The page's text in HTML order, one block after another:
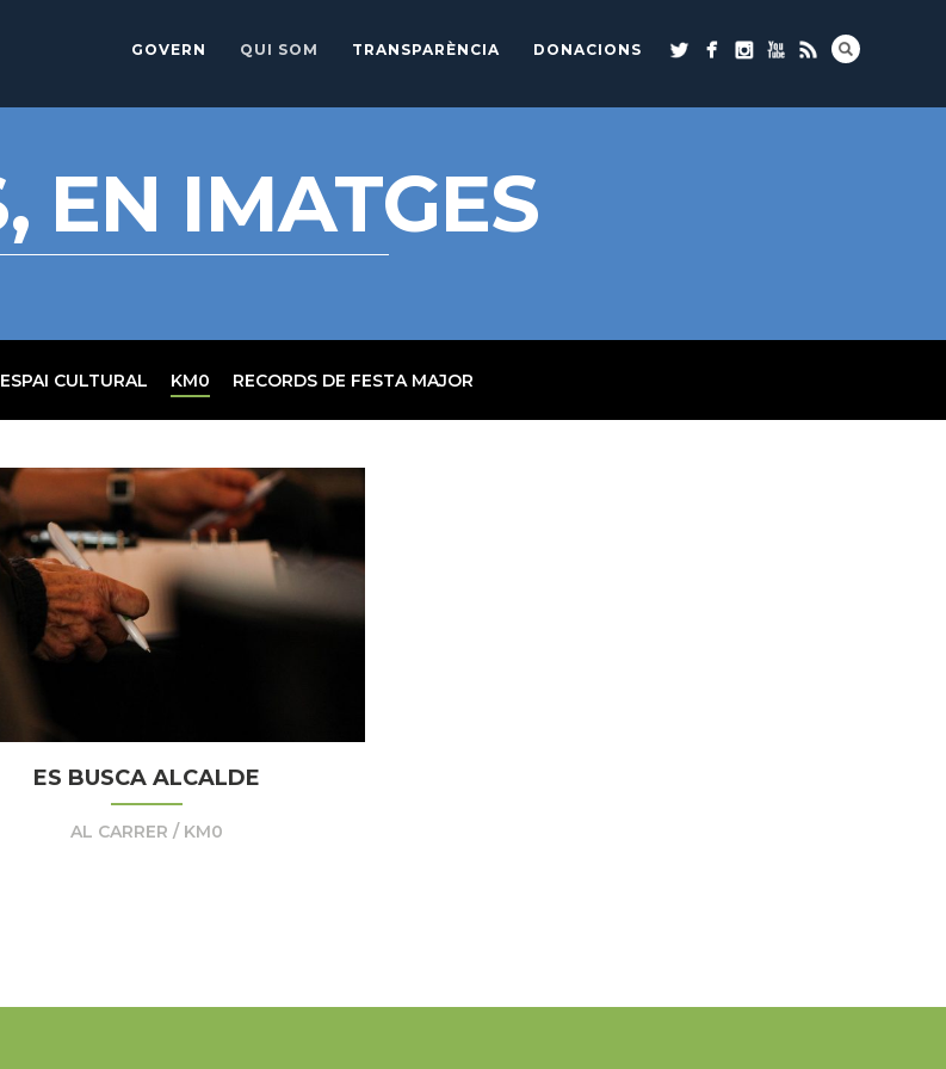
GOVERN QUI SOM TRANSPARÈNCIA DONACIONS
EN IMATGES
ESPAI CULTURAL KM0 RECORDS DE FESTA MAJOR
ES BUSCA ALCALDE
AL CARRER / KM0